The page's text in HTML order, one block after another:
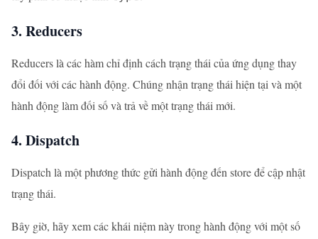
3. Reducers
Reducers là các hàm chỉ định cách trạng thái của ứng dụng thay
đổi đối với các hành động. Chúng nhận trạng thái hiện tại và một
hành động làm đối số và trả về một trạng thái mới.
4. Dispatch
Dispatch là một phương thức gửi hành động đến store để cập nhật
trạng thái.
Bây giờ, hãy xem các khái niệm này trong hành động với một số